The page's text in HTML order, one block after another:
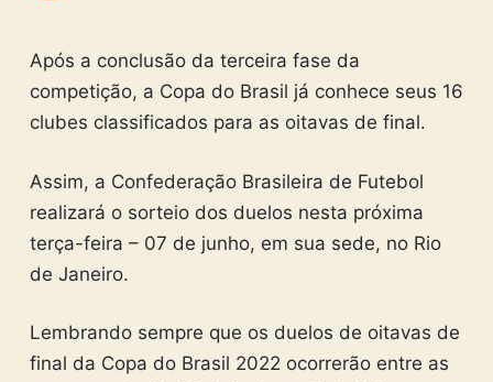
Após a conclusão da terceira fase da
competição, a Copa do Brasil já conhece seus 16
clubes classificados para as oitavas de final.
Assim, a Confederação Brasileira de Futebol
realizará o sorteio dos duelos nesta próxima
terça-feira – 07 de junho, em sua sede, no Rio
de Janeiro.
Lembrando sempre que os duelos de oitavas de
final da Copa do Brasil 2022 ocorrerão entre as